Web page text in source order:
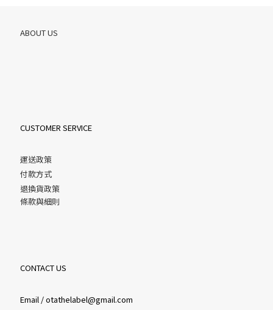
ABOUT US
CUSTOMER SERVICE
運送政策
付款方式
退換貨政策
條款與細則
CONTACT US
Email / otathelabel@gmail.com